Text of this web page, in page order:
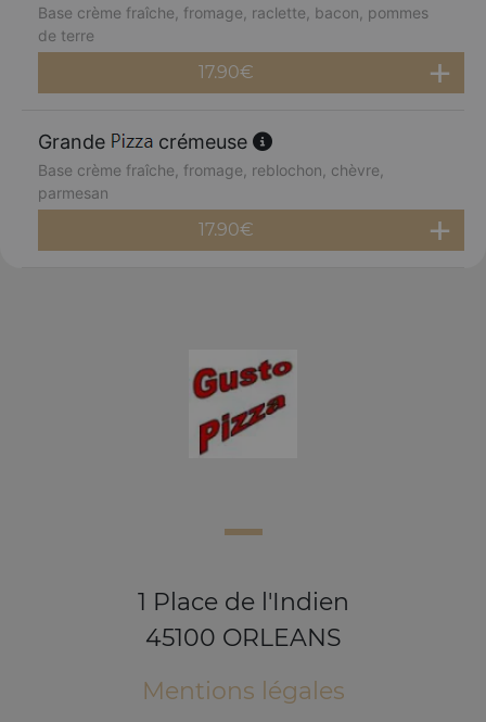
Base crème fraîche, fromage, raclette, bacon, pommes
de terre
17.90€
Grande crémeuse
Base crème fraîche, fromage, reblochon, chèvre,
parmesan
17.90€
1 Place de l'Indien
45100 ORLEANS
Mentions légales